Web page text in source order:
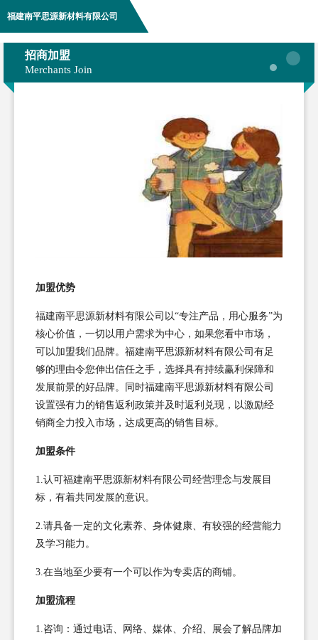
福建南平思源新材料有限公司
招商加盟
Merchants Join
加盟优势
福建南平思源新材料有限公司以“专注产品，用心服务”为
核心价值，一切以用户需求为中心，如果您看中市场，
可以加盟我们品牌。福建南平思源新材料有限公司有足
够的理由令您伸出信任之手，选择具有持续赢利保障和
发展前景的好品牌。同时福建南平思源新材料有限公司
设置强有力的销售返利政策并及时返利兑现，以激励经
销商全力投入市场，达成更高的销售目标。
加盟条件
1.认可福建南平思源新材料有限公司经营理念与发展目
标，有着共同发展的意识。
2.请具备一定的文化素养、身体健康、有较强的经营能力
及学习能力。
3.在当地至少要有一个可以作为专卖店的商铺。
加盟流程
1.咨询：通过电话、网络、媒体、介绍、展会了解品牌加